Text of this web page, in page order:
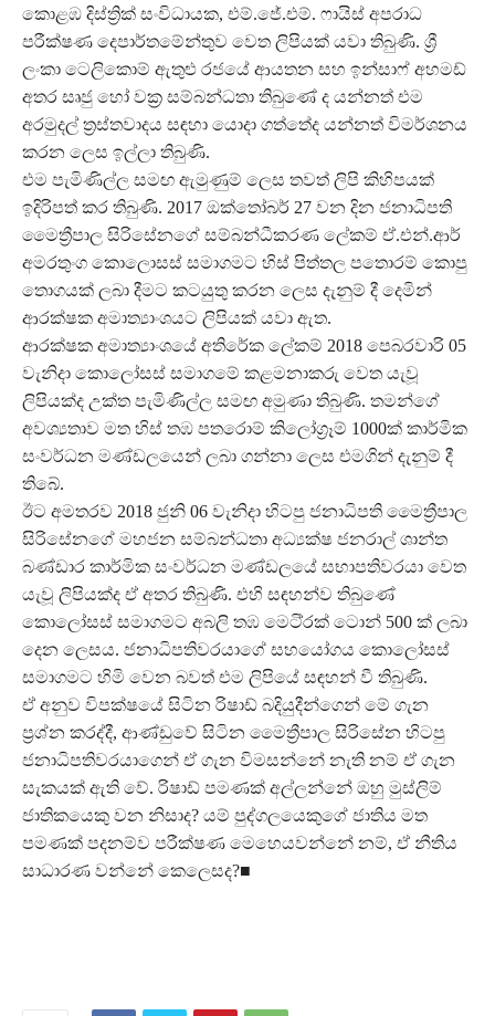
කොළඹ දිස්ත්‍රික් සංවිධායක, එම්.ජේ.එම්. ෆායිස් අපරාධ
පරීක්ෂණ දෙපාර්තමේන්තුව වෙත ලිපියක් යවා තිබුණි. ශ්‍රී
ලංකා ටෙලිකොම් ඇතුළු රජයේ ආයතන සහ ඉන්සාෆ් අහමඩ්
අතර සෘජු හෝ වක්‍ර සම්බන්ධතා තිබුණේ ද යන්නත් එම
අරමුදල් ත්‍රස්තවාදය සඳහා යොදා ගත්තේද යන්නත් විමර්ශනය
කරන ලෙස ඉල්ලා තිබුණි.
එම පැමිණිල්ල සමඟ ඇමුණුම් ලෙස තවත් ලිපි කිහිපයක්
ඉදිරිපත් කර තිබුණි. 2017 ඔක්තෝබර් 27 වන දින ජනාධිපති
මෛත්‍රීපාල සිරිසේනගේ සම්බන්ධීකරණ ලේකම් ඒ.එන්.ආර්
අමරතුංග කොලොසස් සමාගමට හිස් පිත්තල පතොරම් කොපු
තොගයක් ලබා දීමට කටයුතු කරන ලෙස දැනුම් දී දෙමින්
ආරක්ෂක අමාත්‍යාංශයට ලිපියක් යවා ඇත.
ආරක්ෂක අමාත්‍යාංශයේ අතිරේක ලේකම් 2018 පෙබරවාරි 05
වැනිදා කොලෝසස් සමාගමේ කළමනාකරු වෙත යැවූ
ලිපියක්ද උක්ත පැමිණිල්ල සමඟ අමුණා තිබුණි. තමන්ගේ
අවශ්‍යතාව මත හිස් තඹ පතරොම් කිලෝග්‍රෑම් 1000ක් කාර්මික
සංවර්ධන මණ්ඩලයෙන් ලබා ගන්නා ලෙස එමගින් දැනුම් දී
තිබේ.
ඊට අමතරව 2018 ජුනි 06 වැනිදා හිටපු ජනාධිපති මෛත්‍රීපාල
සිරිසේනගේ මහජන සම්බන්ධතා අධ්‍යක්ෂ ජනරාල් ශාන්ත
බණ්ඩාර කාර්මික සංවර්ධන මණ්ඩලයේ සභාපතිවරයා වෙත
යැවූ ලිපියක්ද ඒ අතර තිබුණි. එහි සඳහන්ව තිබුණේ
කොලෝසස් සමාගමට අබලි තඹ මෙටි්‍රක් ටොන් 500 ක් ලබා
දෙන ලෙසය. ජනාධිපතිවරයාගේ සහයෝගය කොලෝසස්
සමාගමට හිමි වෙන බවත් එම ලිපියේ සඳහන් වී තිබුණි.
ඒ අනුව විපක්ෂයේ සිටින රිෂාඩ් බදියුදීන්ගෙන් මේ ගැන
ප්‍රශ්න කරද්දී, ආණ්ඩුවේ සිටින මෛත්‍රීපාල සිරිසේන හිටපු
ජනාධිපතිවරයාගෙන් ඒ ගැන විමසන්නේ නැති නම් ඒ ගැන
සැකයක් ඇති වේ. රිෂාඩ් පමණක් අල්ලන්නේ ඔහු මුස්ලිම්
ජාතිකයෙකු වන නිසාද? යම් පුද්ගලයෙකුගේ ජාතිය මත
පමණක් පදනම්ව පරීක්ෂණ මෙහෙයවන්නේ නම්, ඒ නීතිය
සාධාරණ වන්නේ කෙලෙසද?■